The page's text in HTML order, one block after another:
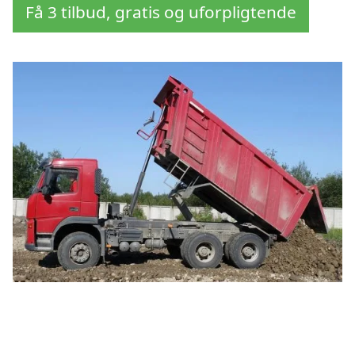
Få 3 tilbud, gratis og uforpligtende